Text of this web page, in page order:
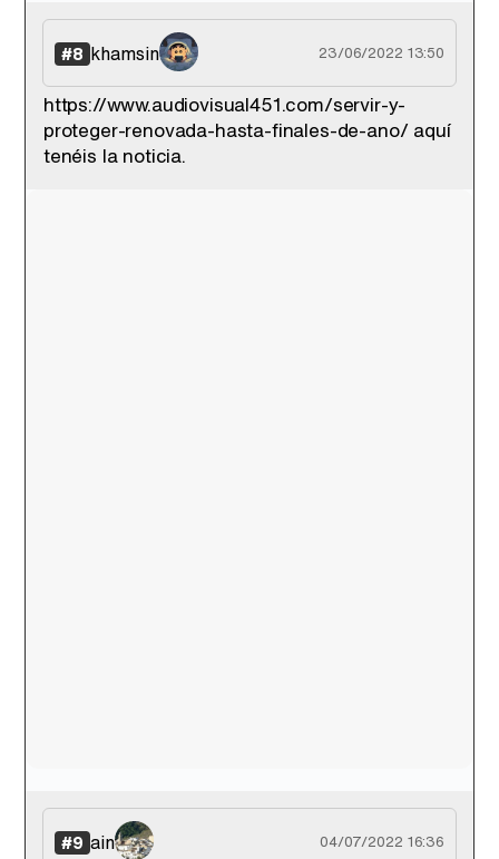
#8 khamsin 23/06/2022 13:50
https://www.audiovisual451.com/servir-y-
proteger-renovada-hasta-finales-de-ano/ aquí
tenéis la noticia.
#9 ain 04/07/2022 16:36